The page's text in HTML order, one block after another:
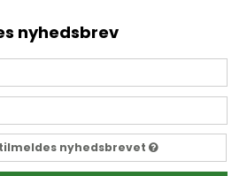
nyhedsbrev
nyhedsbrevet